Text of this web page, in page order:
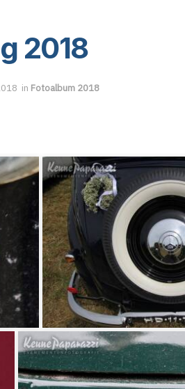
2018
in Fotoalbum 2018